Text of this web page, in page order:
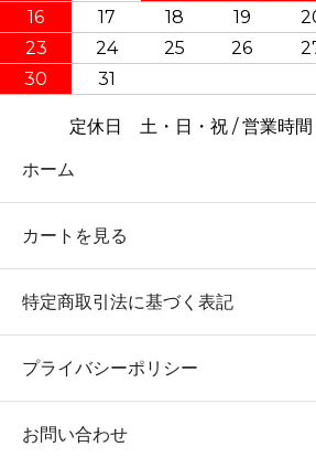
16
17 18 19
23
24 25 26
30
31
定休日 土・日・祝 / 営業時
ホーム
カートを見る
特定商取引法に基づく表記
プライバシーポリシー
お問い合わせ